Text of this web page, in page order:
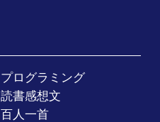
プログラミング
読書感想文
百人一首